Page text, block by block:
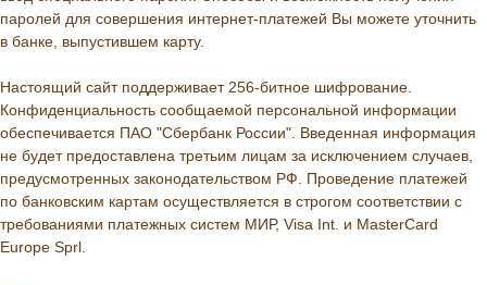
паролей для совершения интернет-платежей Вы можете уточнить
в банке, выпустившем карту.
Настоящий сайт поддерживает 256-битное шифрование.
Конфиденциальность сообщаемой персональной информации
обеспечивается ПАО "Сбербанк России". Введенная информация
не будет предоставлена третьим лицам за исключением случаев,
предусмотренных законодательством РФ. Проведение платежей
по банковским картам осуществляется в строгом соответствии с
требованиями платежных систем МИР, Visa Int. и MasterCard
Europe Sprl.